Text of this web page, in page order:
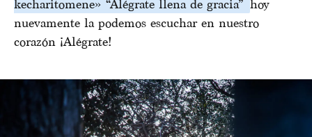
kecharitomene» “Alégrate llena de gracia” hoy
nuevamente la podemos escuchar en nuestro
corazón ¡Alégrate!